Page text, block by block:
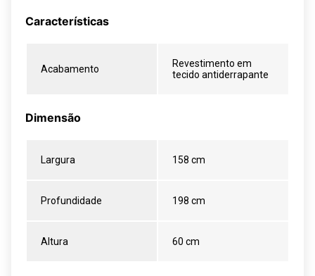
Características
Acabamento
Revestimento em
tecido antiderrapante
Dimensão
Largura 158 cm
Profundidade 198 cm
Altura 60 cm